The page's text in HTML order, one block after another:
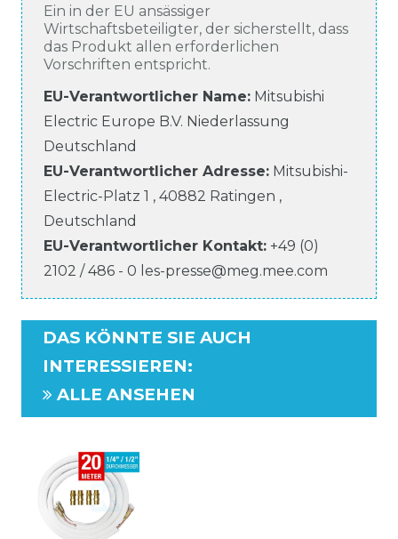
Ein in der EU ansässiger
Wirtschaftsbeteiligter, der sicherstellt, dass
das Produkt allen erforderlichen
Vorschriften entspricht.
EU-Verantwortlicher Name: Mitsubishi
Electric Europe B.V. Niederlassung
Deutschland
EU-Verantwortlicher Adresse: Mitsubishi-
Electric-Platz 1 , 40882 Ratingen ,
Deutschland
EU-Verantwortlicher Kontakt: +49 (0)
2102 / 486 - 0 les-presse@meg.mee.com
DAS KÖNNTE SIE AUCH
INTERESSIEREN:
ALLE ANSEHEN